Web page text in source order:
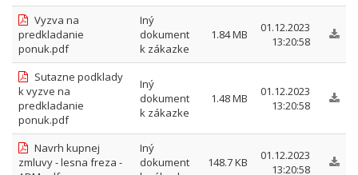
Vyzva na
predkladanie
ponuk.pdf
Iný
dokument
k zákazke
1.84 MB
01.12.2023
13:20:58
Sutazne podklady
k vyzve na
predkladanie
ponuk.pdf
Iný
dokument
k zákazke
1.48 MB
01.12.2023
13:20:58
Navrh kupnej
zmluvy - lesna freza -
Iný
dokument
148.7 KB
01.12.2023
13:20:58